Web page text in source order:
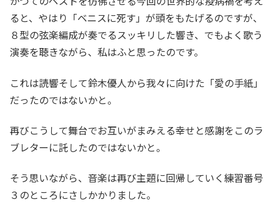
ると、やはり「ベニスに死す」が頭をもたげるのですが、
８型の弦楽編成が奏でるスッキリした響き、でもよく歌う
演奏を聴きながら、私はふと思ったのです。
これは読響そして鈴木優人から我々に向けた「愛の手紙」
だったのではないかと。
再びこうして舞台でお互いがまみえる幸せと感謝をこのラ
ブレターに託したのではないかと。
そう思いながら、音楽は再び主題に回帰していく練習番号
３のところにさしかかりました。